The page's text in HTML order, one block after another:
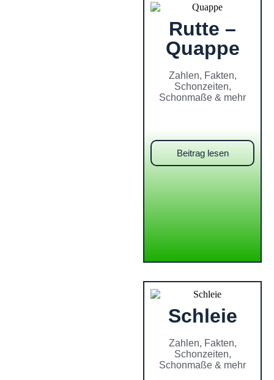
Rutte –
Quappe
Zahlen, Fakten,
Schonzeiten,
Schonmaße & mehr
Beitrag lesen
Schleie
Zahlen, Fakten,
Schonzeiten,
Schonmaße & mehr